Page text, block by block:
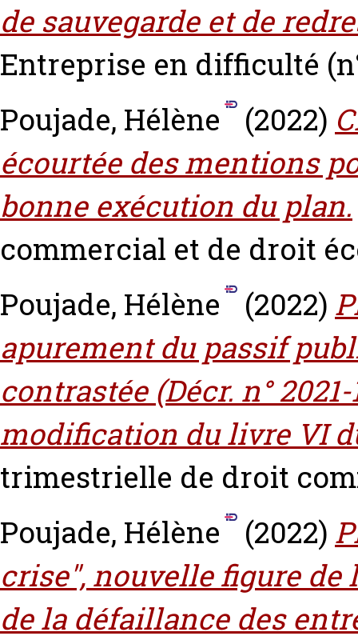
de sauvegarde et de
Entreprise en difficulté
Poujade, Hélène
(2022)
écourtée des mentions
bonne exécution du plan.
commercial et de droit
Poujade, Hélène
(2022)
apurement du passif
contrastée (Décr. n°
modification du livre VI
trimestrielle de droit
Poujade, Hélène
(2022)
crise", nouvelle figure
de la défaillance des